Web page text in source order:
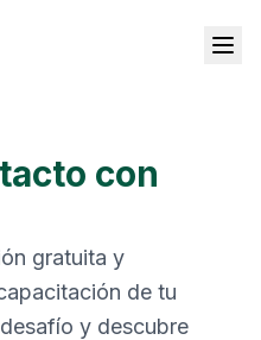
con
gratuita y
de tu
y descubre